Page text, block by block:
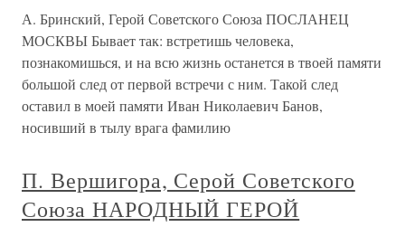
А. Бринский, Герой Советского Союза ПОСЛАНЕЦ
МОСКВЫ Бывает так: встретишь человека,
познакомишься, и на всю жизнь останется в твоей памяти
большой след от первой встречи с ним. Такой след
оставил в моей памяти Иван Николаевич Банов,
носивший в тылу врага фамилию
П. Вершигора, Серой Советского
Союза НАРОДНЫЙ ГЕРОЙ